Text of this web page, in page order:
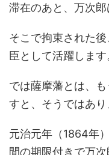
滞在のあと、万次郎
そこで拘束された
臣として活躍します
では薩摩藩とは、
すと、そうではあり
元治元年（1864年
間の期限付きで万